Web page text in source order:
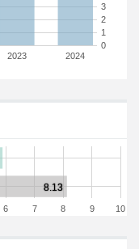
2023 2024
0
1
2
3
6 7 8 9 10